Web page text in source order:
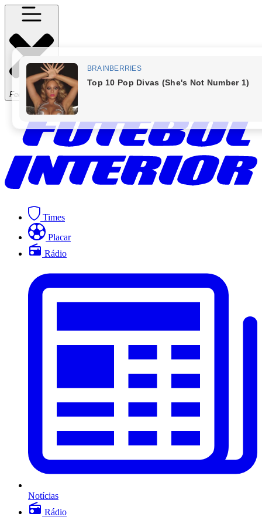
Fechar Menu
Times
Placar
Rádio
Notícias
Rádio